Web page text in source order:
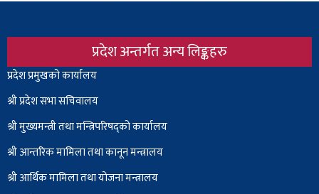
प्रदेश अन्तर्गत अन्य लिङ्कहरु
Body
प्रदेश प्रमुखको कार्यालय
श्री प्रदेश सभा सचिवालय
श्रीमुख्यमन्त्री तथा मन्त्रिपरिषद्को कार्यालय
श्री आन्तरिक मामिला तथा कानून मन्त्रालय
श्री आर्थिक मामिला तथा योजना मन्त्रालय